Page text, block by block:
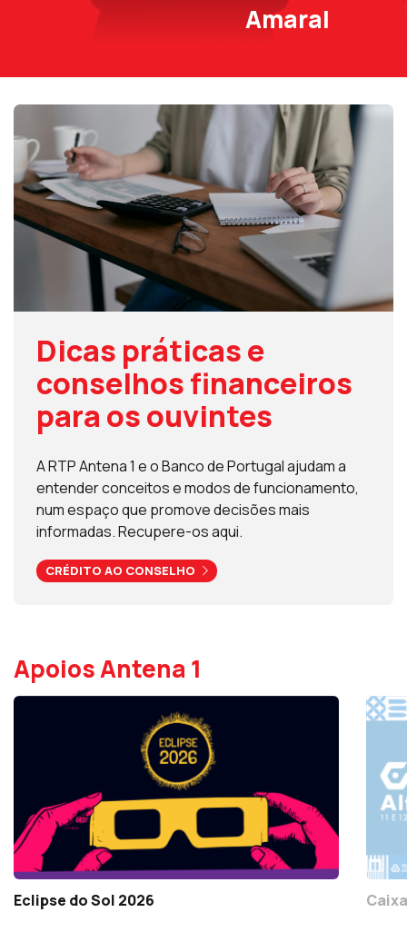
Amaral
Dicas práticas e
conselhos financeiros
para os ouvintes
A RTP Antena 1 e o Banco de Portugal ajudam a
entender conceitos e modos de funcionamento,
num espaço que promove decisões mais
informadas. Recupere-os aqui.
CRÉDITO AO CONSELHO
Apoios Antena 1
Eclipse do Sol 2026